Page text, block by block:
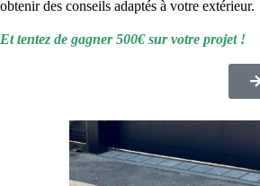
obtenir des conseils adaptés à votre extérieur.
Et tentez de gagner 500€ sur votre projet !